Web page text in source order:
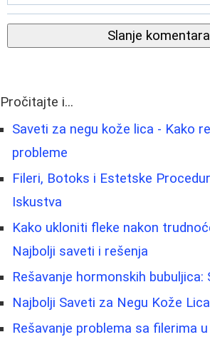
Slanje komentara
Pročitajte i...
Saveti za negu kože lica - Kako
probleme
Fileri, Botoks i Estetske
Iskustva
Kako ukloniti fleke nakon
Najbolji saveti i rešenja
Rešavanje hormonskih bubuljica:
Najbolji Saveti za Negu Kože Lica
Rešavanje problema sa filerima